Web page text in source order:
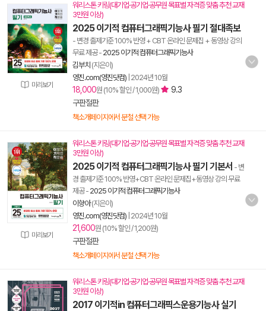
미리보기
워리스톤 키링(대기업·공기업·공무원 목표별 자격증 맞춤 추천 교재
3만원 이상)
2025 이기적 컴퓨터그래픽기능사 필기 절대족보
- 변경 출제기준 100% 반영 + CBT 온라인 문제집 + 동영상 강의
무료 제공- 2025 이기적 컴퓨터그래픽기능사
김부치 (지은이)
영진.com(영진닷컴) 2024년 10월
18,000원 (10% 할인 / 1,000원)
9.3
구판절판
책소개페이지에서 분철 선택 가능
미리보기
워리스톤 키링(대기업·공기업·공무원 목표별 자격증 맞춤 추천 교재
3만원 이상)
2025 이기적 컴퓨터그래픽기능사 필기 기본서 - 변
경 출제기준 100% 반영+CBT 온라인 문제집+동영상 강의 무료
제공- 2025 이기적 컴퓨터그래픽기능사
이향아(지은이)
영진.com(영진닷컴) 2024년 10월
21,600원 (10% 할인 / 1,200원)
구판절판
책소개페이지에서 분철 선택 가능
워리스톤 키링(대기업·공기업·공무원 목표별 자격증 맞춤 추천 교재
3만원 이상)
2017 이기적in 컴퓨터그래픽스운용기능사 실기